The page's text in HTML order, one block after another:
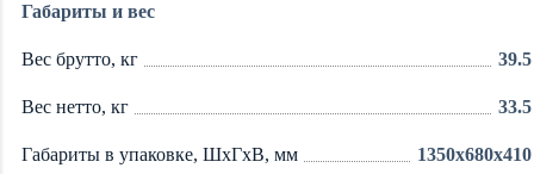
Габариты и вес
Вес брутто, кг 39.5
Вес нетто, кг 33.5
Габариты в упаковке, ШхГхВ, мм 1350x680x410